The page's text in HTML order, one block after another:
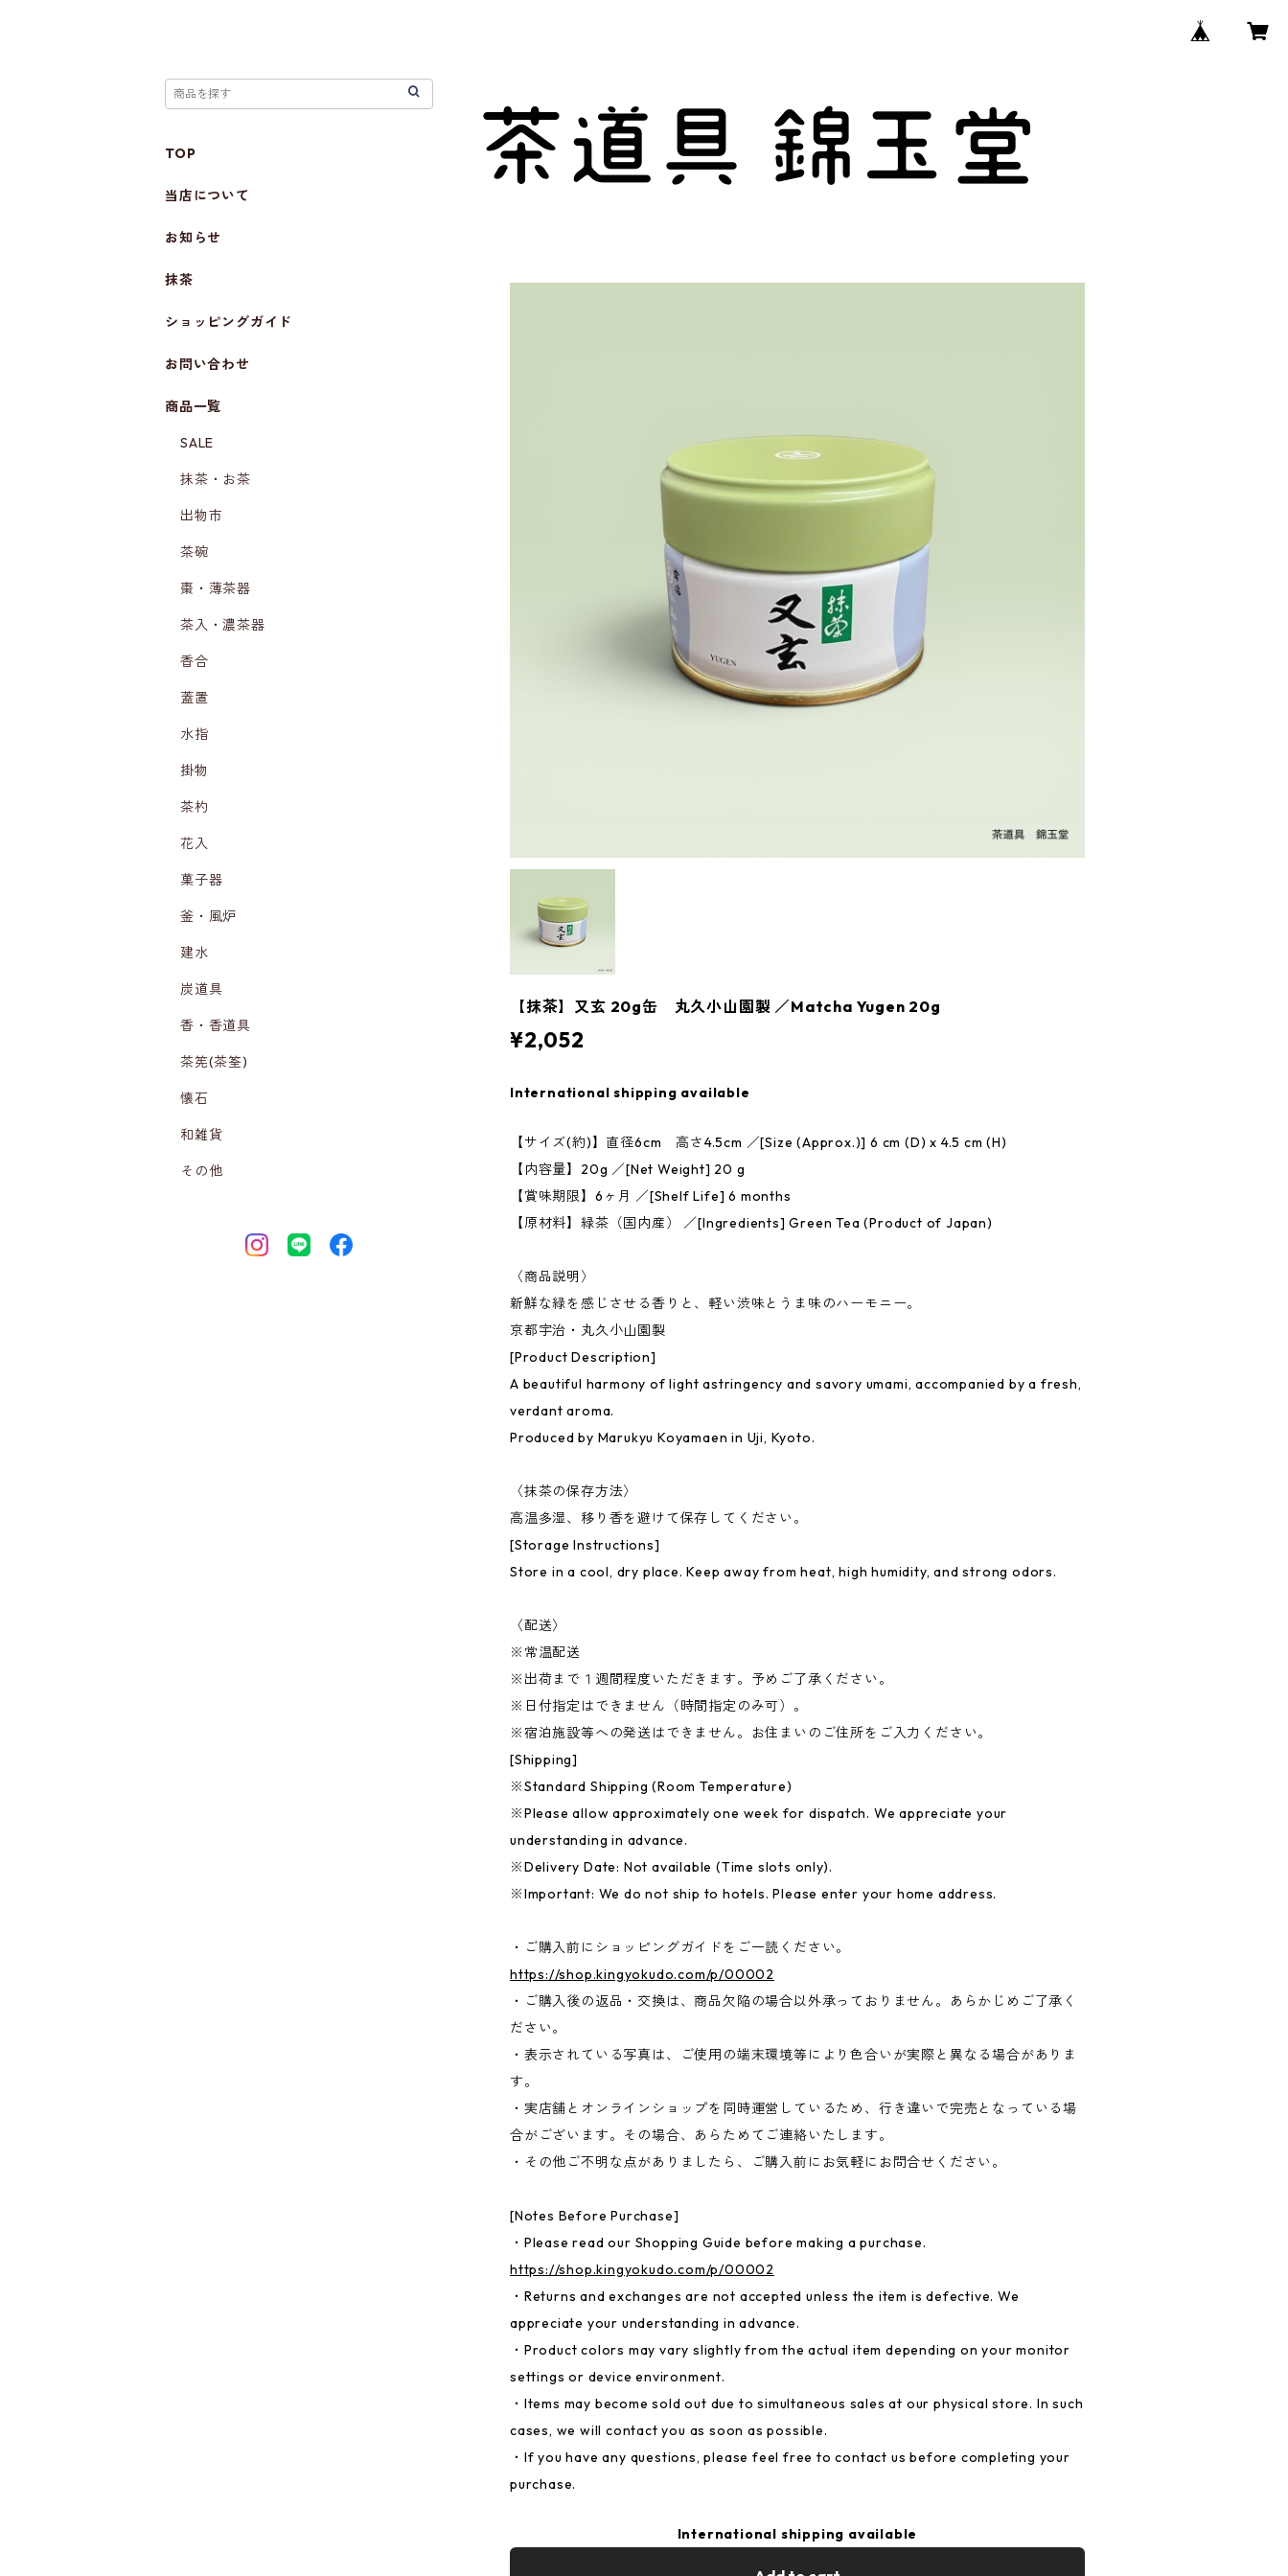
【抹茶】又玄 20g缶 丸久小山園製 ／Matcha Yugen 20g
¥2,052
International shipping available
【サイズ(約)】直径6cm 高さ4.5cm ／[Size (Approx.)] 6 cm (D) x 4.5 cm (H)
【内容量】20g ／[Net Weight] 20 g
【賞味期限】6ヶ月 ／[Shelf Life] 6 months
【原材料】緑茶（国内産） ／[Ingredients] Green Tea (Product of Japan)
〈商品説明〉
新鮮な緑を感じさせる香りと、軽い渋味とうま味のハーモニー。
京都宇治・丸久小山園製
[Product Description]
A beautiful harmony of light astringency and savory umami, accompanied by a fresh,
verdant aroma.
Produced by Marukyu Koyamaen in Uji, Kyoto.
〈抹茶の保存方法〉
高温多湿、移り香を避けて保存してください。
[Storage Instructions]
Store in a cool, dry place. Keep away from heat, high humidity, and strong odors.
〈配送〉
※常温配送
※出荷まで１週間程度いただきます。予めご了承ください。
※日付指定はできません（時間指定のみ可）。
※宿泊施設等への発送はできません。お住まいのご住所をご入力ください。
[Shipping]
※Standard Shipping (Room Temperature)
※Please allow approximately one week for dispatch. We appreciate your
understanding in advance.
※Delivery Date: Not available (Time slots only).
※Important: We do not ship to hotels. Please enter your home address.
・ご購入前にショッピングガイドをご一読ください。
https://shop.kingyokudo.com/p/00002
・ご購入後の返品・交換は、商品欠陥の場合以外承っておりません。あらかじめご了承く
ださい。
・表示されている写真は、ご使用の端末環境等により色合いが実際と異なる場合がありま
す。
・実店舗とオンラインショップを同時運営しているため、行き違いで完売となっている場
合がございます。その場合、あらためてご連絡いたします。
・その他ご不明な点がありましたら、ご購入前にお気軽にお問合せください。
[Notes Before Purchase]
・Please read our Shopping Guide before making a purchase.
https://shop.kingyokudo.com/p/00002
・Returns and exchanges are not accepted unless the item is defective. We
appreciate your understanding in advance.
・Product colors may vary slightly from the actual item depending on your monitor
settings or device environment.
・Items may become sold out due to simultaneous sales at our physical store. In such
cases, we will contact you as soon as possible.
・If you have any questions, please feel free to contact us before completing your
purchase.
International shipping available
TOP
当店について
お知らせ
抹茶
ショッピングガイド
お問い合わせ
商品一覧
SALE
抹茶・お茶
出物市
茶碗
棗・薄茶器
茶入・濃茶器
香合
蓋置
水指
掛物
茶杓
花入
菓子器
釜・風炉
建水
炭道具
香・香道具
茶筅(茶筌)
懐石
和雑貨
その他